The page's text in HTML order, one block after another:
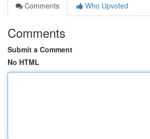
Comments
Who Upvoted
Comments
Submit a Comment
No HTML